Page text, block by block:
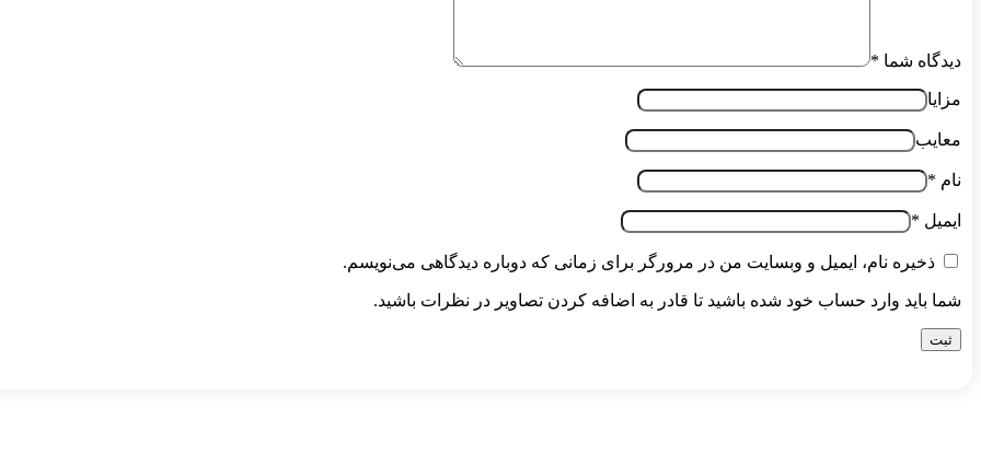
دیدگاه شما *
مزایا
معایب
نام *
ایمیل *
ذخیره نام، ایمیل و وبسایت من در مرورگر برای زمانی که دوباره دیدگاهی می‌نویسم.
شما باید وارد حساب خود شده باشید تا قادر به اضافه کردن تصاویر در نظرات باشید.